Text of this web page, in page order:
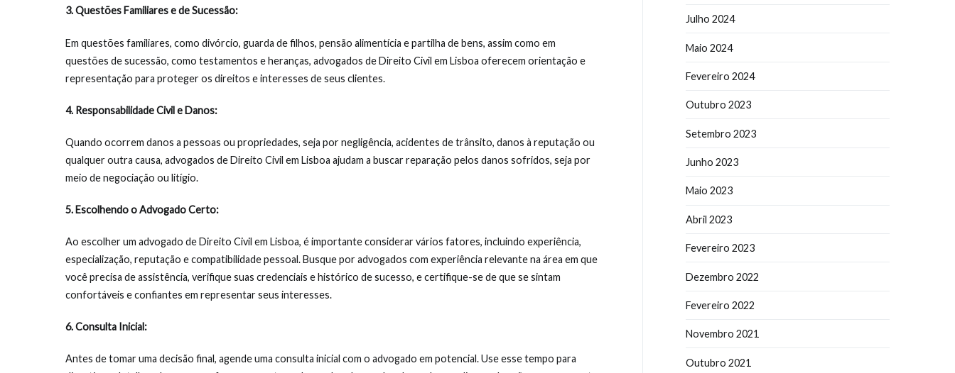
3. Questões Familiares e de Sucessão:
Em questões familiares, como divórcio, guarda de filhos, pensão alimentícia e partilha de bens, assim como em
questões de sucessão, como testamentos e heranças, advogados de Direito Civil em Lisboa oferecem orientação e
representação para proteger os direitos e interesses de seus clientes.
4. Responsabilidade Civil e Danos:
Quando ocorrem danos a pessoas ou propriedades, seja por negligência, acidentes de trânsito, danos à reputação ou
qualquer outra causa, advogados de Direito Civil em Lisboa ajudam a buscar reparação pelos danos sofridos, seja por
meio de negociação ou litígio.
5. Escolhendo o Advogado Certo:
Ao escolher um advogado de Direito Civil em Lisboa, é importante considerar vários fatores, incluindo experiência,
especialização, reputação e compatibilidade pessoal. Busque por advogados com experiência relevante na área em que
você precisa de assistência, verifique suas credenciais e histórico de sucesso, e certifique-se de que se sintam
confortáveis e confiantes em representar seus interesses.
6. Consulta Inicial:
Antes de tomar uma decisão final, agende uma consulta inicial com o advogado em potencial. Use esse tempo para
Julho 2024
Maio 2024
Fevereiro 2024
Outubro 2023
Setembro 2023
Junho 2023
Maio 2023
Abril 2023
Fevereiro 2023
Dezembro 2022
Fevereiro 2022
Novembro 2021
Outubro 2021